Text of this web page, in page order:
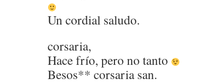
Un cordial saludo.
corsaria,
Hace frío, pero no tanto
Besos** corsaria san.